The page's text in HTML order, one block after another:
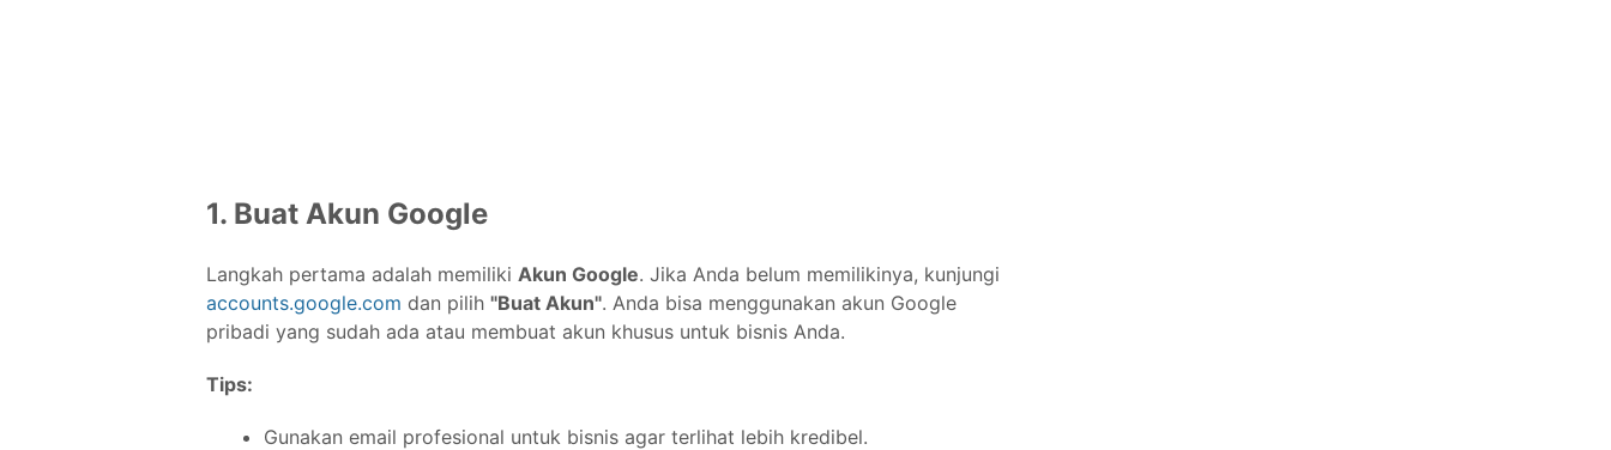
1. Buat Akun Google
Langkah pertama adalah memiliki Akun Google. Jika Anda belum memilikinya, kunjungi
accounts.google.com dan pilih "Buat Akun". Anda bisa menggunakan akun Google
pribadi yang sudah ada atau membuat akun khusus untuk bisnis Anda.
Tips:
Gunakan email profesional untuk bisnis agar terlihat lebih kredibel.